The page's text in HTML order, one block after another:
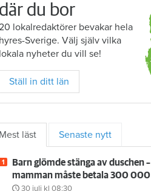
där du bor
lokalredaktörer bevakar hela
hyres-Sverige. Välj själv vilka
lokala nyheter du vill se!
Ställ in ditt län
Mest läst Senaste nytt
Barn glömde stänga av duschen –
mamman måste betala 300 000
30 juli kl 08:30